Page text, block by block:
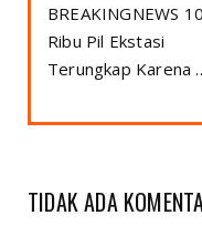
BREAKINGNEWS 10
Ribu Pil Ekstasi
Terungkap Karena
TIDAK ADA